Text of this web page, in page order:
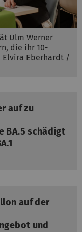
Ulm Werner
die ihr 10-
Elvira Eberhardt /
auf zu
BA.5 schädigt
auf der
und